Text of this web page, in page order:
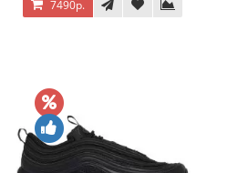
7490р.